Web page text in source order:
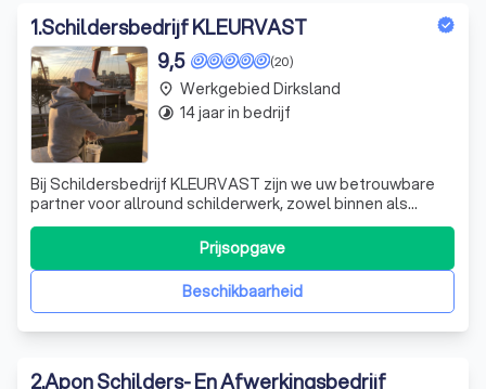
af te werken.
Schilder in Dirksland inschakelen voor jouw
project
Wat is een schilder? Ontdek de
veelzijdigheid van het vak
Waarom een professionele schilder in
Dirksland inhuren?
Welke soorten schilderwerk zijn er?
Ontdek de mogelijkheden
Wat kost een schilder?
1.Schildersbedrijf KLEURVAST
(20)
9,5
Bij Schildersbedrijf KLEURVAST zijn we uw betrouwbare
partner voor allround schilderwerk, zowel binnen als
buiten. Of het nu gaat om renovatie, onderhoud,
schadeherstel of kleuradvies, wij staan voor u klaar met
snelle service en vakmanschap. Ons team onderscheidt
zich door persoonlijk contact en ee
Beschikbaarheid
Prijsopgave
place Werkgebied Dirksland
timelapse 14 jaar in bedrijf
2.Apon Schilders- En Afwerkingsbedrijf